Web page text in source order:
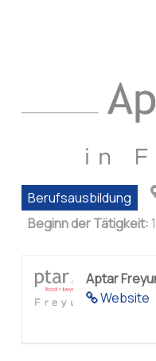
Berufsausbildung
Beginn der Tätigkeit:
Website
Aptar